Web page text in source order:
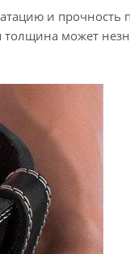
и
может